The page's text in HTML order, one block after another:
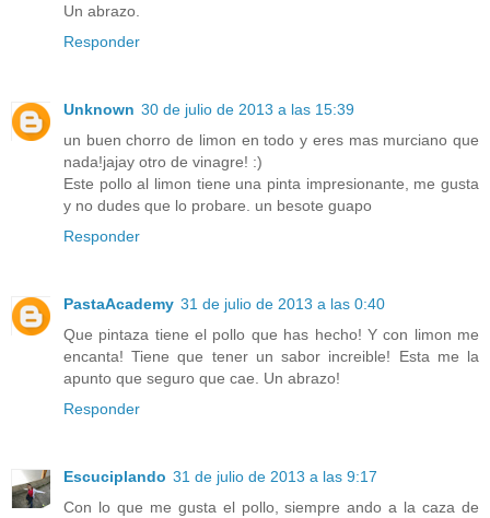
Un abrazo.
Responder
Unknown 30 de julio de 2013 a las 15:39
un buen chorro de limon en todo y eres mas murciano que
nada!jajay otro de vinagre! :)
Este pollo al limon tiene una pinta impresionante, me gusta
y no dudes que lo probare. un besote guapo
Responder
PastaAcademy 31 de julio de 2013 a las 0:40
Que pintaza tiene el pollo que has hecho! Y con limon me
encanta! Tiene que tener un sabor increible! Esta me la
apunto que seguro que cae. Un abrazo!
Responder
Escuciplando 31 de julio de 2013 a las 9:17
Con lo que me gusta el pollo, siempre ando a la caza de